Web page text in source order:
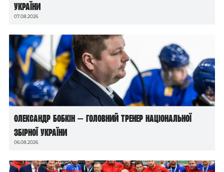
України
07.08.2026
Олександр Бобкін — головний тренер національної
збірної України
06.08.2026